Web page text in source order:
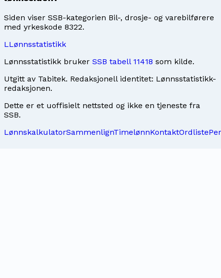
Siden viser SSB-kategorien Bil-, drosje- og varebilførere
med yrkeskode 8322.
LLønnsstatistikk
Lønnsstatistikk bruker SSB tabell 11418 som kilde.
Utgitt av Tabitek. Redaksjonell identitet: Lønnsstatistikk-
redaksjonen.
Dette er et uoffisielt nettsted og ikke en tjeneste fra
SSB.
LønnskalkulatorSammenlignTimelønnKontaktOrdliste